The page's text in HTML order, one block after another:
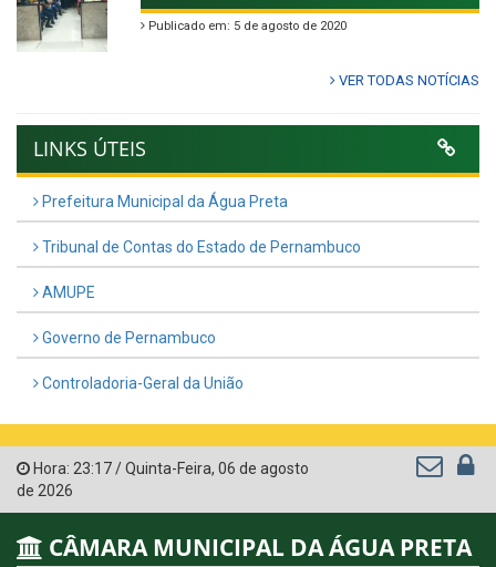
Publicado em: 5 de agosto de 2020
VER TODAS NOTÍCIAS
LINKS ÚTEIS
Prefeitura Municipal da Água Preta
Tribunal de Contas do Estado de Pernambuco
AMUPE
Governo de Pernambuco
Controladoria-Geral da União
Hora: 23:17/Quinta-Feira, 06 de agosto
de 2026
CÂMARA MUNICIPAL DA ÁGUA PRETA